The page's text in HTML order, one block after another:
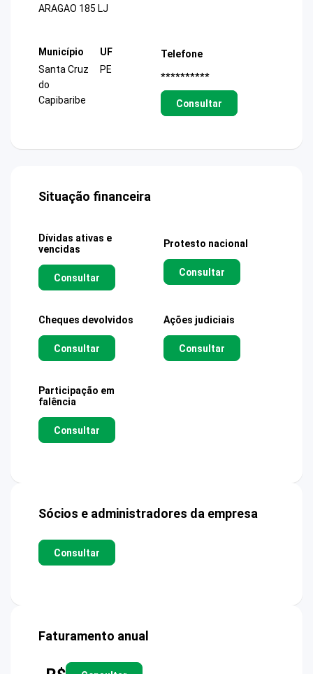
ARAGAO 185 LJ
Município
Santa Cruz
do
Capibaribe
UF
PE
Telefone
**********
Consultar
Situação financeira
Dívidas ativas e
vencidas
Consultar
Protesto nacional
Consultar
Cheques devolvidos
Consultar
Ações judiciais
Consultar
Participação em
falência
Consultar
Sócios e administradores da empresa
Consultar
Faturamento anual